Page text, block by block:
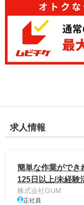
求人情報
簡単な作業ができ
125日以上/未経験
株式会社GUM
正社員